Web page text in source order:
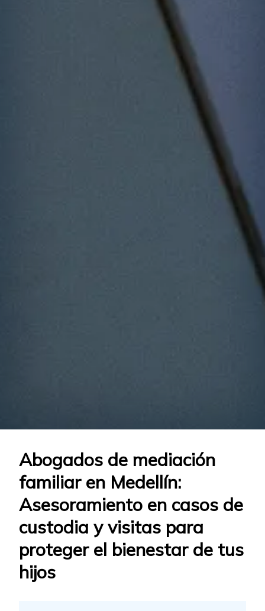
Abogados de mediación
familiar en Medellín:
Asesoramiento en casos de
custodia y visitas para
proteger el bienestar de tus
hijos